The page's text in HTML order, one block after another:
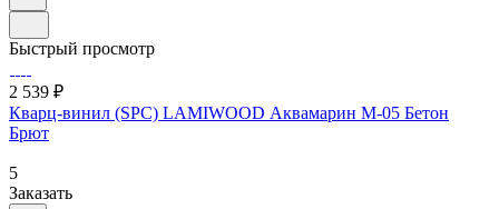
Быстрый просмотр
2 539 ₽
Кварц-винил (SPC) LAMIWOOD Аквамарин M-05 Бетон
Брют
5
Заказать